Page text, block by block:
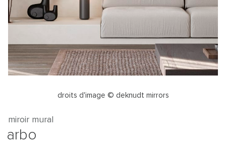
droits d'image © deknudt mirrors
miroir mural
arbo